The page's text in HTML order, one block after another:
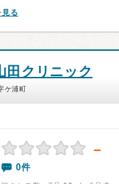
見る
田クリニック
ケ浦町
－
0件